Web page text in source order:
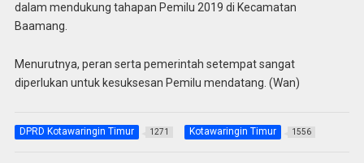
dalam mendukung tahapan Pemilu 2019 di Kecamatan
Baamang.
Menurutnya, peran serta pemerintah setempat sangat
diperlukan untuk kesuksesan Pemilu mendatang. (Wan)
DPRD Kotawaringin Timur 1271 Kotawaringin Timur 1556